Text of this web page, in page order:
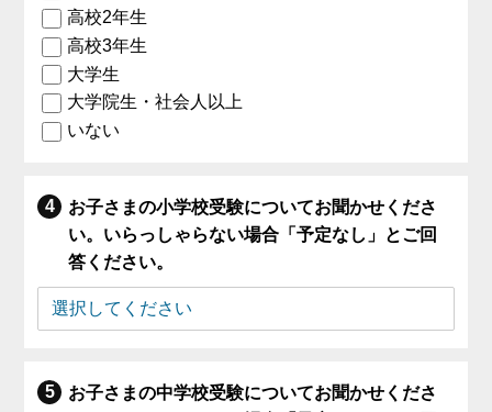
高校2年生
高校3年生
大学生
大学院生・社会人以上
いない
お子さまの小学校受験についてお聞かせくださ
い。いらっしゃらない場合「予定なし」とご回
答ください。
お子さまの中学校受験についてお聞かせくださ